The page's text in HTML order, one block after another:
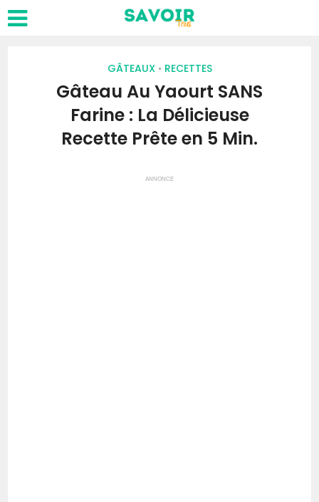
GÂTEAUX • RECETTES
Gâteau Au Yaourt SANS
Farine : La Délicieuse
Recette Prête en 5 Min.
ANNONCE